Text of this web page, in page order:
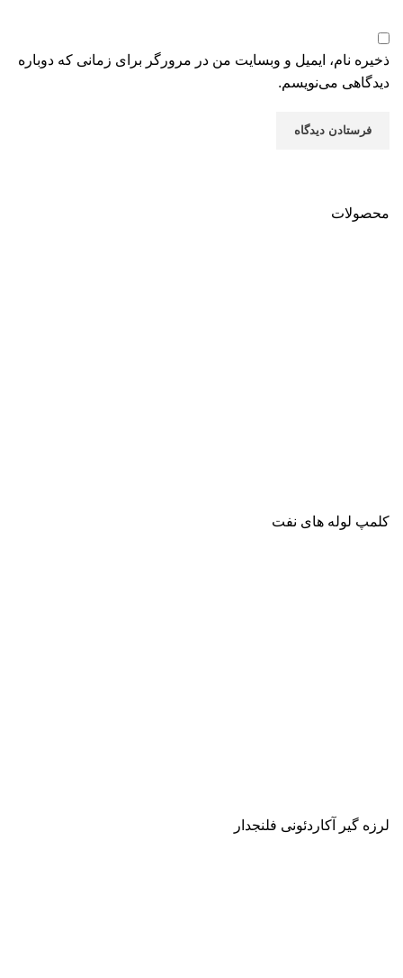
ذخیره نام، ایمیل و وبسایت من در مرورگر برای زمانی که دوباره
دیدگاهی می‌نویسم.
محصولات
کلمپ لوله های نفت
لرزه گیر آکاردئونی فلنجدار